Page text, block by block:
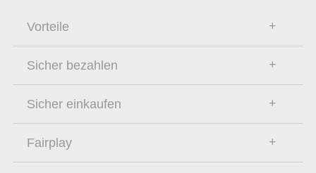
Vorteile
Sicher bezahlen
Sicher einkaufen
Fairplay